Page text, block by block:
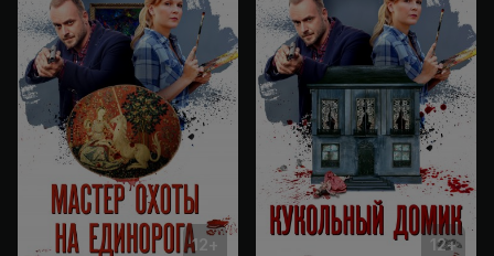
12+ 12+